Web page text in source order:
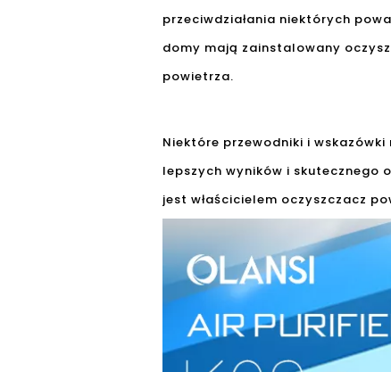
przeciwdziałania niektórych
domy mają zainstalowany
powietrza.
Niektóre przewodniki i
lepszych wyników i skutecznego
jest właścicielem oczyszczacz